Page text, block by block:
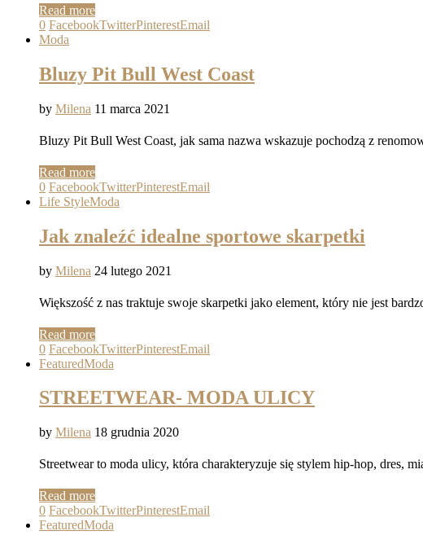
Read more
0 FacebookTwitterPinterestEmail
Moda
Bluzy Pit Bull West Coast
by Milena 11 marca 2021
Bluzy Pit Bull West Coast, jak sama nazwa wskazuje pochodzą z
Read more
0 FacebookTwitterPinterestEmail
Life StyleModa
Jak znaleźć idealne sportowe skarpetki
by Milena 24 lutego 2021
Większość z nas traktuje swoje skarpetki jako element, który nie jest
Read more
0 FacebookTwitterPinterestEmail
FeaturedModa
STREETWEAR- MODA ULICY
by Milena 18 grudnia 2020
Streetwear to moda ulicy, która charakteryzuje się stylem hip-hop, dres,
Read more
0 FacebookTwitterPinterestEmail
FeaturedModa